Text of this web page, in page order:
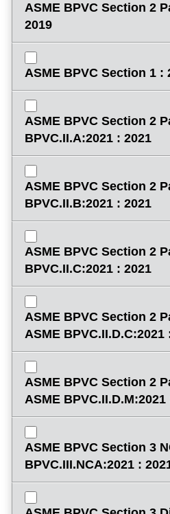
ASME BPVC Section 2
2019
ASME BPVC Section 1 :
ASME BPVC Section 2
BPVC.II.A:2021 : 2021
ASME BPVC Section 2
BPVC.II.B:2021 : 2021
ASME BPVC Section 2
BPVC.II.C:2021 : 2021
ASME BPVC Section 2
ASME BPVC.II.D.C:2021
ASME BPVC Section 2
ASME BPVC.II.D.M:2021
ASME BPVC Section 3
BPVC.III.NCA:2021 :